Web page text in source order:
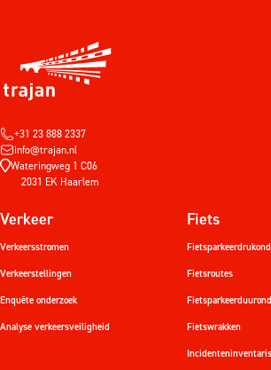
+31 23 888 2337
info@trajan.nl
Wateringweg 1 C06
2031 EK Haarlem
Verkeer
Verkeersstromen
Verkeerstellingen
Enquête onderzoek
Analyse verkeersveiligheid
Fiets
Fietsroutes
Fietswrakken